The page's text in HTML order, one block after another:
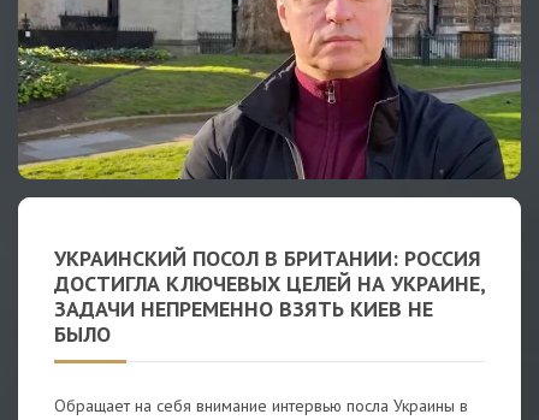
УКРАИНСКИЙ ПОСОЛ В БРИТАНИИ: РОССИЯ
ДОСТИГЛА КЛЮЧЕВЫХ ЦЕЛЕЙ НА УКРАИНЕ,
ЗАДАЧИ НЕПРЕМЕННО ВЗЯТЬ КИЕВ НЕ
БЫЛО
Обращает на себя внимание интервью посла Украины в